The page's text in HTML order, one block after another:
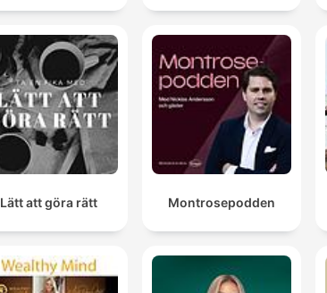
Lätt att göra rätt Montrosepodden